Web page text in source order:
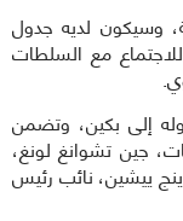
وسيكون لديه جدول
مع السلطات
إلى بكين، وتضمن
جين تشوانغ لونغ،
ييشين، نائب رئيس